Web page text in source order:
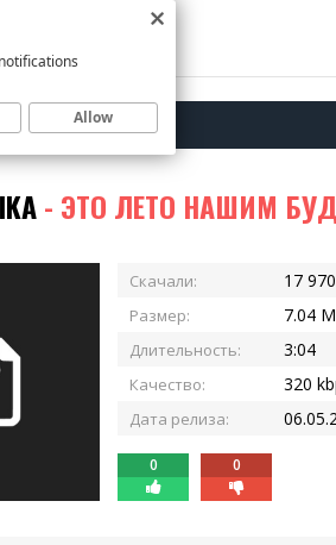
- ЭТО ЛЕТО НАШИМ
Скачали: 17 970
Размер: 7.04
Длительность: 3:04
Качество: 320
Дата релиза:
0 0
Allow